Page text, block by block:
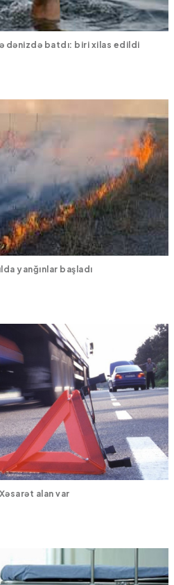
dənizdə batdı: biri xilas edildi
yanğınlar başladı
alan var